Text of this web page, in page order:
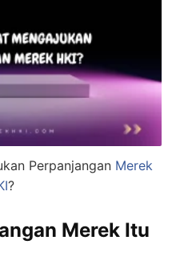
Perpanjangan Merek
?
Merek Itu